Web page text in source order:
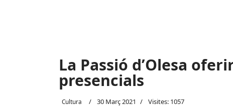
La Passió d’Olesa
presencials
Cultura 30 Març 2021 Visites: 1057